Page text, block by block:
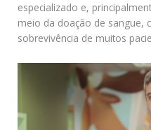
especializado e,
meio da doação de sangue,
sobrevivência de muitos